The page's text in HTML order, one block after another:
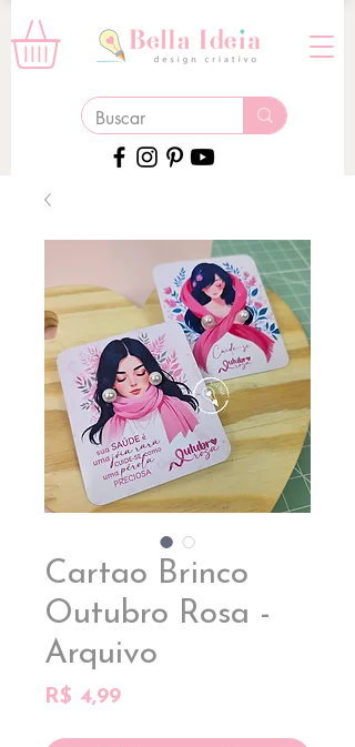
Cartao Brinco
Outubro Rosa -
Arquivo
R$ 4,99Preço